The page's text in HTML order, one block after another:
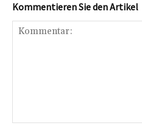
Kommentieren Sie den Artikel